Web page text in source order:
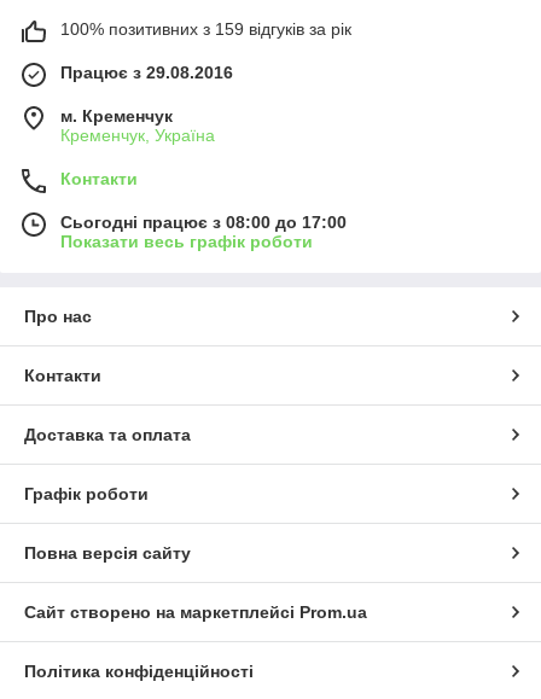
100% позитивних з 159 відгуків за рік
Працює з 29.08.2016
м. Кременчук
Кременчук, Україна
Контакти
Сьогодні працює з 08:00 до 17:00
Показати весь графік роботи
Про нас
Контакти
Доставка та оплата
Графік роботи
Повна версія сайту
Сайт створено на маркетплейсі Prom.ua
Політика конфіденційності